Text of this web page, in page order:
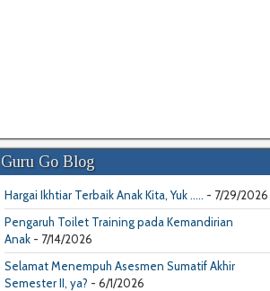
Guru Go Blog
Hargai Ikhtiar Terbaik Anak Kita, Yuk ..... - 7/29/2026
Pengaruh Toilet Training pada Kemandirian
Anak- 7/14/2026
Selamat Menempuh Asesmen Sumatif Akhir
Semester II, ya? - 6/1/2026